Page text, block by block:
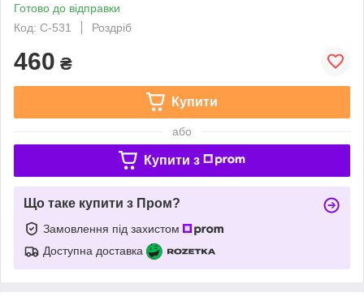
Готово до відправки
Код: С-531
Роздріб
460 ₴
Купити
або
Купити з
Що таке купити з Пром?
Замовлення під захистом
Доступна доставка